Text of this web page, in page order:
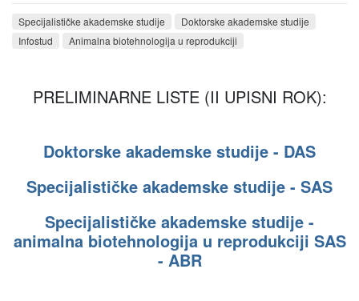
Specijalističke akademske studije
Doktorske akademske studije
Infostud
Animalna biotehnologija u reprodukciji
PRELIMINARNE LISTE (II UPISNI ROK):
Doktorske akademske studije - DAS
Specijalističke akademske studije - SAS
Specijalističke akademske studije -
animalna biotehnologija u reprodukciji SAS
- ABR